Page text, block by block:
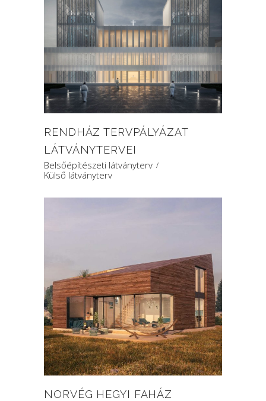
RENDHÁZ TERVPÁLYÁZAT
LÁTVÁNYTERVEI
Belsőépítészeti látványterv
Külső látványterv
NORVÉG HEGYI FAHÁZ